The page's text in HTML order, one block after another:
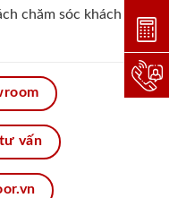
chăm sóc khách hàng
vấn
Dự